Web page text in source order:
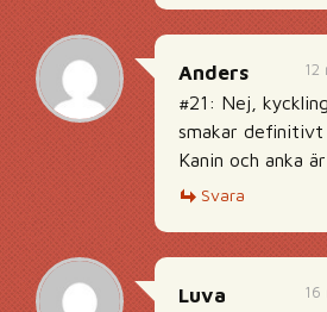
12
Anders
#21: Nej,
smakar definitivt
Kanin och anka
Svara
16
Luva